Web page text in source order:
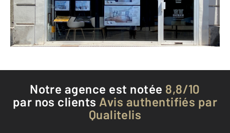
Envoyer un message
Téléphoner à l'agence
Notre agence est notée 8,8/10
par nos clients Avis authentifiés par
Qualitelis